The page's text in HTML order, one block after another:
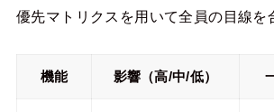
優先マトリクスを用いて全員の目線を
機能 影響（高/中/低）